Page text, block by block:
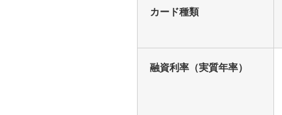
カード種類
融資利率（実質年率）